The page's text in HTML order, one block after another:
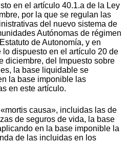
en el artículo 40.1.a de la Ley
por la que se regulan las
del nuevo sistema de
Autónomas de régimen
de Autonomía, y en
dispuesto en el artículo 20 de
diciembre, del Impuesto sobre
la base liquidable se
la base imponible las
en este artículo.
causa», incluidas las de
de seguros de vida, la base
en la base imponible la
de las incluidas en los